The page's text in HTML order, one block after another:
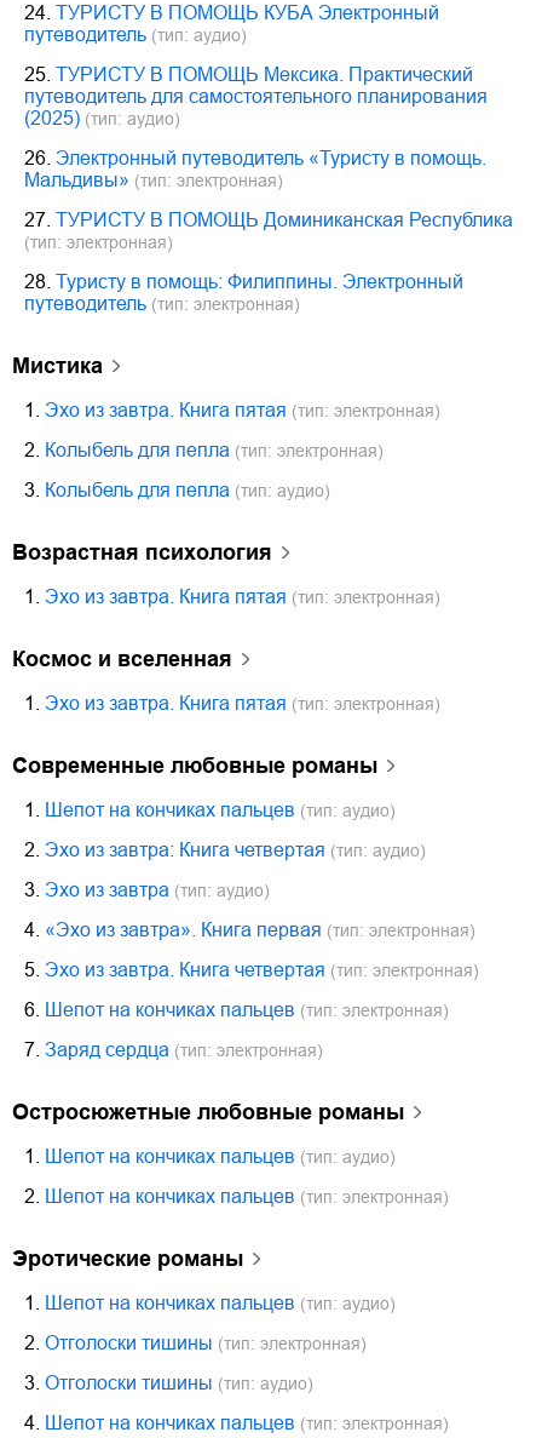
24. ТУРИСТУ В ПОМОЩЬ КУБА Электронный
путеводитель (тип: аудио)
25. ТУРИСТУ В ПОМОЩЬ Мексика. Практический
путеводитель для самостоятельного планирования
(2025) (тип: аудио)
26. Электронный путеводитель «Туристу в помощь.
Мальдивы» (тип: электронная)
27. ТУРИСТУ В ПОМОЩЬ Доминиканская Республика
(тип: электронная)
28. Туристу в помощь: Филиппины. Электронный
путеводитель (тип: электронная)
мистика
1. Эхо из завтра. Книга пятая (тип: электронная)
2. Колыбель для пепла (тип: электронная)
3. Колыбель для пепла (тип: аудио)
возрастная психология
1. Эхо из завтра. Книга пятая (тип: электронная)
космос и вселенная
1. Эхо из завтра. Книга пятая (тип: электронная)
современные любовные романы
1. Шепот на кончиках пальцев (тип: аудио)
2. Эхо из завтра: Книга четвертая (тип: аудио)
3. Эхо из завтра (тип: аудио)
4. «Эхо из завтра». Книга первая (тип: электронная)
5. Эхо из завтра. Книга четвертая (тип: электронная)
6. Шепот на кончиках пальцев (тип: электронная)
7. Заряд сердца (тип: электронная)
остросюжетные любовные романы
1. Шепот на кончиках пальцев (тип: аудио)
2. Шепот на кончиках пальцев (тип: электронная)
эротические романы
1. Шепот на кончиках пальцев (тип: аудио)
2. Отголоски тишины (тип: электронная)
3. Отголоски тишины (тип: аудио)
4. Шепот на кончиках пальцев (тип: электронная)